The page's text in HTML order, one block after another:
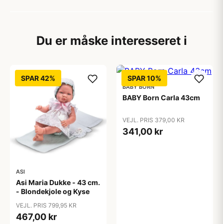
Du er måske interesseret i
SPAR 42%
ASI
Asi Maria Dukke - 43 cm.
- Blondekjole og Kyse
VEJL. PRIS 799,95 KR
467,00 kr
SPAR 10%
BABY BORN
BABY Born Carla 43cm
VEJL. PRIS 379,00 KR
341,00 kr